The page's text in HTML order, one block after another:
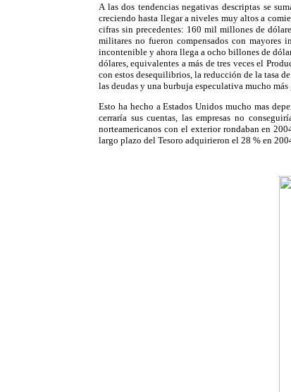
A las dos tendencias negativas descriptas se
creciendo hasta llegar a niveles muy altos a
cifras sin precedentes: 160 mil millones de
militares no fueron compensados con mayores
incontenible y ahora llega a ocho billones de
dólares, equivalentes a más de tres veces el
con estos desequilibrios, la reducción de la tasa
las deudas y una burbuja especulativa mucho
Esto ha hecho a Estados Unidos mucho mas
cerraría sus cuentas, las empresas no
norteamericanos con el exterior rondaban en
largo plazo del Tesoro adquirieron el 28 % en